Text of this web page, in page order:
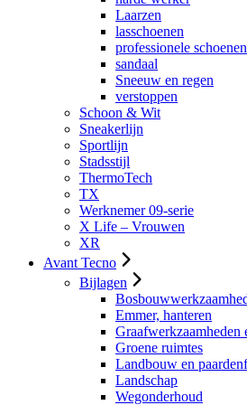
Laarzen
lasschoenen
professionele schoenen
sandaal
Sneeuw en regen
verstoppen
Schoon & Wit
Sneakerlijn
Sportlijn
Stadsstijl
ThermoTech
TX
Werknemer 09-serie
X Life – Vrouwen
XR
Avant Tecno
Bijlagen
Emmer, hanteren
Graafwerkzaamheden
Groene ruimtes
Landbouw en
Landschap
Wegonderhoud